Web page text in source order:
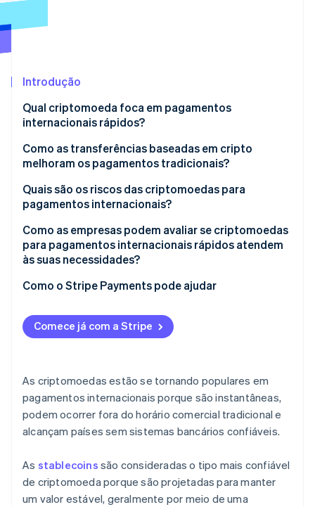
Radar
Incorporação de startups
Remoção de carbono
Verificação de identidade
Stripe Sessions 2026
Veja como a Stripe está construindo a infraestrutura
Assista agora
Introdução
Qual criptomoeda foca em pagamentos
internacionais rápidos?
Como as transferências baseadas em cripto
melhoram os pagamentos tradicionais?
Transferência direta
Uma única rede para compensação e liquidação de
fundos
Sem conversão de moedas ou tarifas de câmbio
Visibilidade integrada
Quais são os riscos das criptomoedas para
pagamentos internacionais?
A regulamentação não é consistente
A liquidez não está disponível em todos os lugares
O risco do ativo é real
Como as empresas podem avaliar se criptomoedas
para pagamentos internacionais rápidos atendem
às suas necessidades?
Qual problema você quer resolver?
Seus destinatários conseguem utilizá-las?
As criptomoedas estão em conformidade onde
Os sistemas certos já estão em funcionamento?
Como o Stripe Payments pode ajudar
Comece já com a Stripe
As criptomoedas estão se tornando populares em
pagamentos internacionais porque são instantâneas,
podem ocorrer fora do horário comercial tradicional e
alcançam países sem sistemas bancários confiáveis.
As stablecoins são consideradas o tipo mais confiável
de criptomoeda porque são projetadas para manter
um valor estável, geralmente por meio de uma